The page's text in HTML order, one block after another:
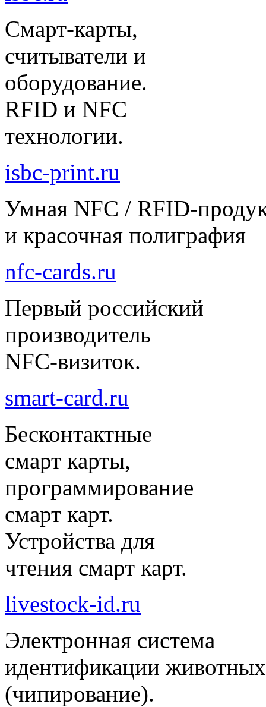
Смарт-карты,
считыватели и
оборудование.
RFID и NFC
технологии.
isbc-print.ru
Умная NFC / RFID-
и красочная полиграфия
nfc-cards.ru
Первый российский
производитель
NFC-визиток.
smart-card.ru
Бесконтактные
смарт карты,
программирование
смарт карт.
Устройства для
чтения смарт карт.
livestock-id.ru
Электронная система
идентификации животных
(чипирование).